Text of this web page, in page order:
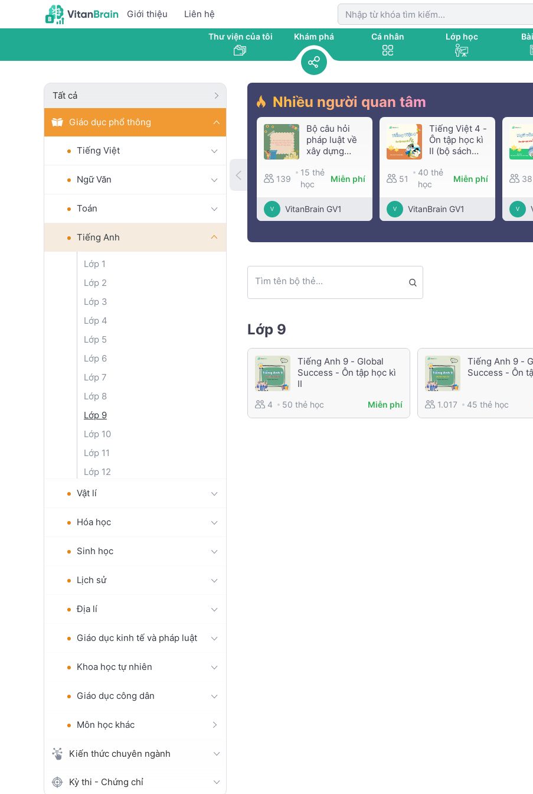
Giới thiệu Liên hệ
Thư viện của tôi Khám phá Cá nhân Lớp học
Tất cả
Giáo dục phổ thông
Tiếng Việt
Ngữ Văn
Toán
Tiếng Anh
Lớp 1
Lớp 2
Lớp 3
Lớp 4
Lớp 5
Lớp 6
Lớp 7
Lớp 8
Lớp 9
Lớp 10
Lớp 11
Lớp 12
Vật lí
Hóa học
Sinh học
Lịch sử
Địa lí
Giáo dục kinh tế và pháp luật
Khoa học tự nhiên
Giáo dục công dân
Môn học khác
Kiến thức chuyên ngành
Kỳ thi - Chứng chỉ
Nhiều người quan tâm
Bộ câu hỏi
pháp luật về
xây dựng
vực - Khảo
sát xây dựng
139
15 thẻ
học
Miễn phí
V VitanBrain GV1
Tiếng Việt 4 -
Ôn tập học kì
II (bộ sách
51
40 thẻ
học
Miễn phí
V VitanBrain GV1
38
V
Tìm tên bộ thẻ...
Lớp 9
Tiếng Anh 9 - Global
Success - Ôn tập học kì
II
4 50 thẻ học Miễn phí
Tiếng Anh 9 -
Success - Ôn
1.017 45 thẻ học